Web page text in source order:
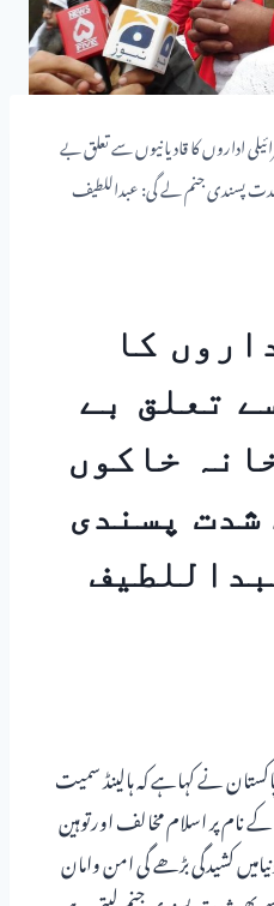
اداروں کا قادیانیوں سے تعلق بے
پسندی جنم لے گی: عبداللطیف
کا
تعلق بے
خاکوں
شدت پسندی
نے کہاہے کہ ہالینڈ سمیت
پر اسلام مخالف اورتوہین
کشیدگی بڑھے گی امن وامان